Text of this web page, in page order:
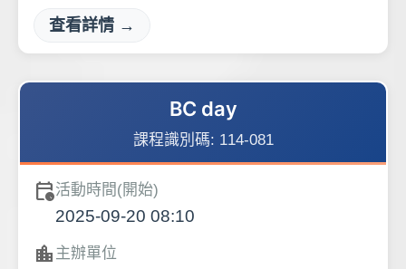
查看詳情 →
BC day
課程識別碼: 114-081
calendar_clock活動時間(開始)
2025-09-20 08:10
location_city 主辦單位